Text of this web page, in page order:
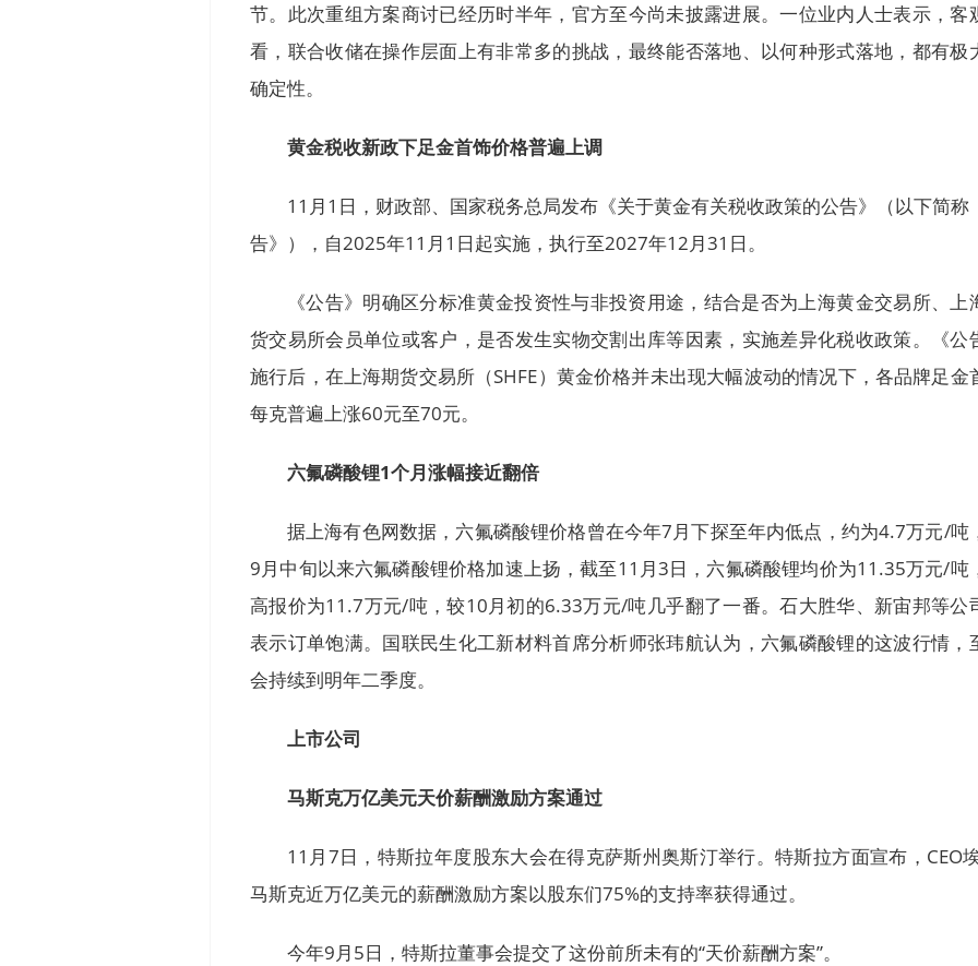
节。此次重组方案商讨已经历时半年，官方至今尚未披露进展。一位业内人士表示，客
看，联合收储在操作层面上有非常多的挑战，最终能否落地、以何种形式落地，都有极
确定性。
黄金税收新政下足金首饰价格普遍上调
11月1日，财政部、国家税务总局发布《关于黄金有关税收政策的公告》（以下简称
告》），自2025年11月1日起实施，执行至2027年12月31日。
《公告》明确区分标准黄金投资性与非投资用途，结合是否为上海黄金交易所、上
货交易所会员单位或客户，是否发生实物交割出库等因素，实施差异化税收政策。《公
施行后，在上海期货交易所（SHFE）黄金价格并未出现大幅波动的情况下，各品牌足金
每克普遍上涨60元至70元。
六氟磷酸锂1个月涨幅接近翻倍
据上海有色网数据，六氟磷酸锂价格曾在今年7月下探至年内低点，约为4.7万元/吨
9月中旬以来六氟磷酸锂价格加速上扬，截至11月3日，六氟磷酸锂均价为11.35万元/吨
高报价为11.7万元/吨，较10月初的6.33万元/吨几乎翻了一番。石大胜华、新宙邦等公
表示订单饱满。国联民生化工新材料首席分析师张玮航认为，六氟磷酸锂的这波行情，
会持续到明年二季度。
上市公司
马斯克万亿美元天价薪酬激励方案通过
11月7日，特斯拉年度股东大会在得克萨斯州奥斯汀举行。特斯拉方面宣布，CEO
马斯克近万亿美元的薪酬激励方案以股东们75%的支持率获得通过。
今年9月5日，特斯拉董事会提交了这份前所未有的“天价薪酬方案”。